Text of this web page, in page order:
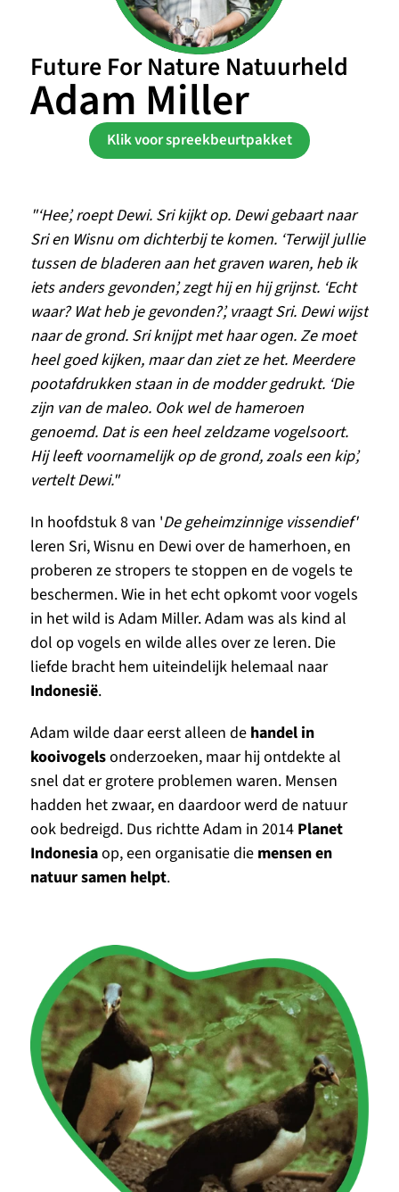
Future For Nature Natuurheld
Adam Miller
Klik voor spreekbeurtpakket
"‘Hee’, roept Dewi. Sri kijkt op. Dewi gebaart naar
Sri en Wisnu om dichterbij te komen. ‘Terwijl jullie
tussen de bladeren aan het graven waren, heb ik
iets anders gevonden’, zegt hij en hij grijnst. ‘Echt
waar? Wat heb je gevonden?’, vraagt Sri. Dewi wijst
naar de grond. Sri knijpt met haar ogen. Ze moet
heel goed kijken, maar dan ziet ze het. Meerdere
pootafdrukken staan in de modder gedrukt. ‘Die
zijn van de maleo. Ook wel de hameroen
genoemd. Dat is een heel zeldzame vogelsoort.
Hij leeft voornamelijk op de grond, zoals een kip’,
vertelt Dewi."
In hoofdstuk 8 van 'De geheimzinnige vissendief'
leren Sri, Wisnu en Dewi over de hamerhoen, en
proberen ze stropers te stoppen en de vogels te
beschermen. Wie in het echt opkomt voor vogels
in het wild is Adam Miller. Adam was als kind al
dol op vogels en wilde alles over ze leren. Die
liefde bracht hem uiteindelijk helemaal naar
Indonesië.
Adam wilde daar eerst alleen de handel in
kooivogels onderzoeken, maar hij ontdekte al
snel dat er grotere problemen waren. Mensen
hadden het zwaar, en daardoor werd de natuur
ook bedreigd. Dus richtte Adam in 2014 Planet
Indonesia op, een organisatie die mensen en
natuur samen helpt.